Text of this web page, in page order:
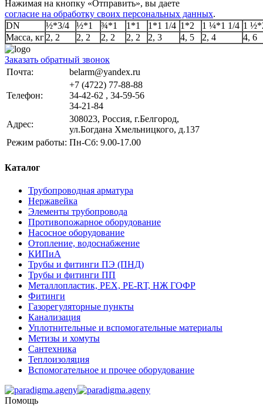
Нажимая на кнопку «Отправить», вы даете
согласие на обработку своих персональных данных.
DN
½*3/4 ½*1 ¾*1 1*1 1*1 1/4 1*2 1 ¼*1 1/4 1
Масса, кг 2, 2 2, 2 2, 2 2, 2 2, 3 4, 5 2, 4 4, 6
Заказать обратный звонок
Почта:
belarm@yandex.ru
Телефон:
+7 (4722) 77-88-88
34-42-62 , 34-59-56
34-21-84
Адрес:
308023, Россия, г.Белгород,
ул.Богдана Хмельницкого, д.137
Режим работы: Пн-Сб: 9.00-17.00
Каталог
Трубопроводная арматура
Нержавейка
Элементы трубопровода
Противопожарное оборудование
Насосное оборудование
Отопление, водоснабжение
КИПиА
Трубы и фитинги ПЭ (ПНД)
Трубы и фитинги ПП
Металлопластик, РЕХ, РЕ-RТ, НЖ ГОФР
Фитинги
Газорегуляторные пункты
Канализация
Уплотнительные и вспомогательные материалы
Метизы и хомуты
Сантехника
Теплоизоляция
Вспомогательное и прочее оборудование
Помощь